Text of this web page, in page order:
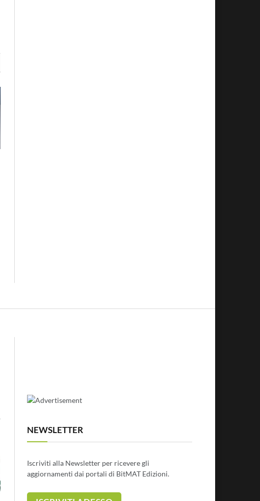
NEWSLETTER
Iscriviti alla Newsletter per ricevere gli
aggiornamenti dai portali di BitMAT Edizioni.